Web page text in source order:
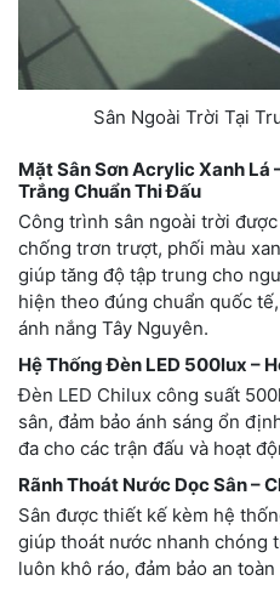
Sân Ngoài Trời Tại
Mặt Sân Sơn Acrylic Xanh Lá
Trắng Chuẩn Thi Đấu
Công trình sân ngoài trời
chống trơn trượt, phối màu
giúp tăng độ tập trung cho
hiện theo đúng chuẩn quốc
ánh nắng Tây Nguyên.
Hệ Thống Đèn LED 500lux –
Đèn LED Chilux công suất
sân, đảm bảo ánh sáng ổn
đa cho các trận đấu và hoạt
Rãnh Thoát Nước Dọc Sân –
Sân được thiết kế kèm hệ
giúp thoát nước nhanh chóng
luôn khô ráo, đảm bảo an